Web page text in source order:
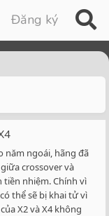
Đăng ký
năm ngoái, hãng đã
crossover và
tiền nhiệm. Chính vì
thể sẽ bị khai tử vì
X2 và X4 không